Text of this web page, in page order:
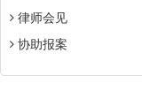
律师会见
协助报案